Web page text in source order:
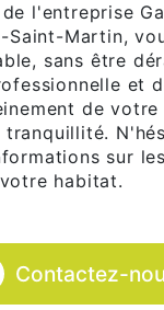
l'entreprise
Martin,
sans être
et
de
sur
habitat.
Contactez-